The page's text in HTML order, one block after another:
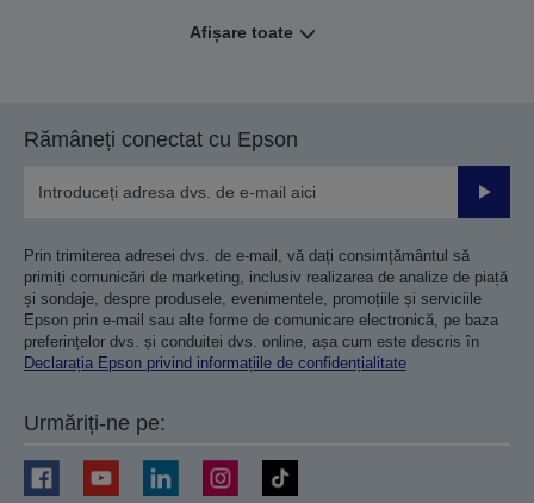
Afișare toate
Rămâneți conectat cu Epson
Prin trimiterea adresei dvs. de e-mail, vă dați consimțământul să
primiți comunicări de marketing, inclusiv realizarea de analize de piață
și sondaje, despre produsele, evenimentele, promoțiile și serviciile
Epson prin e-mail sau alte forme de comunicare electronică, pe baza
preferințelor dvs. și conduitei dvs. online, așa cum este descris în
Declarația Epson privind informațiile de confidențialitate
Urmăriți-ne pe: